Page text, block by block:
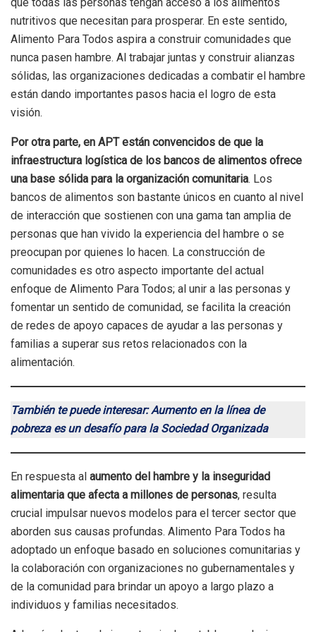
nutritivos que necesitan para prosperar. En este sentido,
Alimento Para Todos aspira a construir comunidades que
nunca pasen hambre. Al trabajar juntas y construir alianzas
sólidas, las organizaciones dedicadas a combatir el hambre
están dando importantes pasos hacia el logro de esta
visión.
Por otra parte, en APT están convencidos de que la
infraestructura logística de los bancos de alimentos ofrece
una base sólida para la organización comunitaria. Los
bancos de alimentos son bastante únicos en cuanto al nivel
de interacción que sostienen con una gama tan amplia de
personas que han vivido la experiencia del hambre o se
preocupan por quienes lo hacen. La construcción de
comunidades es otro aspecto importante del actual
enfoque de Alimento Para Todos; al unir a las personas y
fomentar un sentido de comunidad, se facilita la creación
de redes de apoyo capaces de ayudar a las personas y
familias a superar sus retos relacionados con la
alimentación.
También te puede interesar: Aumento en la línea de
pobreza es un desafío para la Sociedad Organizada
En respuesta al aumento del hambre y la inseguridad
alimentaria que afecta a millones de personas, resulta
crucial impulsar nuevos modelos para el tercer sector que
aborden sus causas profundas. Alimento Para Todos ha
adoptado un enfoque basado en soluciones comunitarias y
la colaboración con organizaciones no gubernamentales y
de la comunidad para brindar un apoyo a largo plazo a
individuos y familias necesitados.